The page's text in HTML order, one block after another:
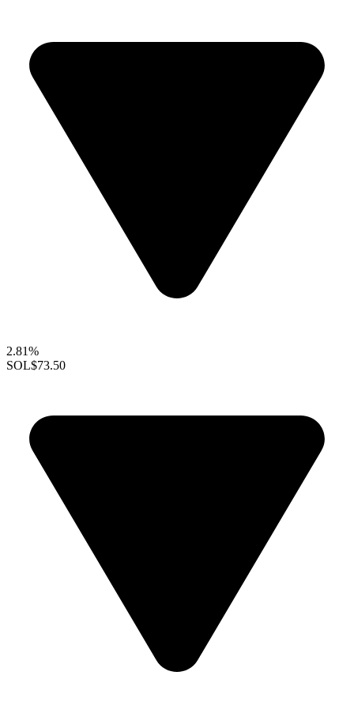
2.81%
SOL$73.50